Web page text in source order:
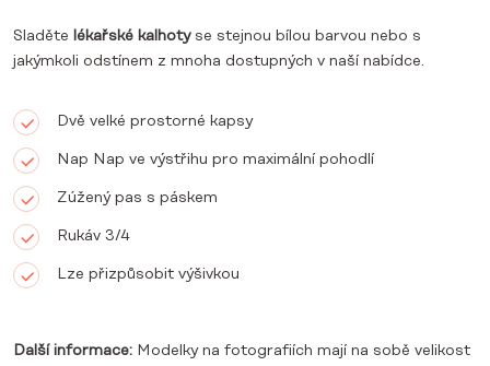
Sladěte lékařské kalhotyse stejnou bílou barvou nebo s
jakýmkoli odstínem z mnoha dostupných v naší nabídce.
Dvě velké prostorné kapsy
Nap Nap ve výstřihu pro maximální pohodlí
Zúžený pas s páskem
Rukáv 3/4
Lze přizpůsobit výšivkou
Další informace: Modelky na fotografiích mají na sobě velikost